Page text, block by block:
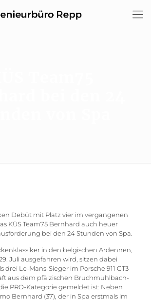
Debüt mit Platz vier im vergangenen
KÜS Team75 Bernhard auch heuer
bei den 24 Stunden von Spa.
in den belgischen Ardennen,
Juli ausgefahren wird, sitzen dabei
drei Le-Mans-Sieger im Porsche 911 GT3
aus dem pfälzischen Bruchmühlbach-
PRO-Kategorie gemeldet ist: Neben
Bernhard (37), der in Spa erstmals im